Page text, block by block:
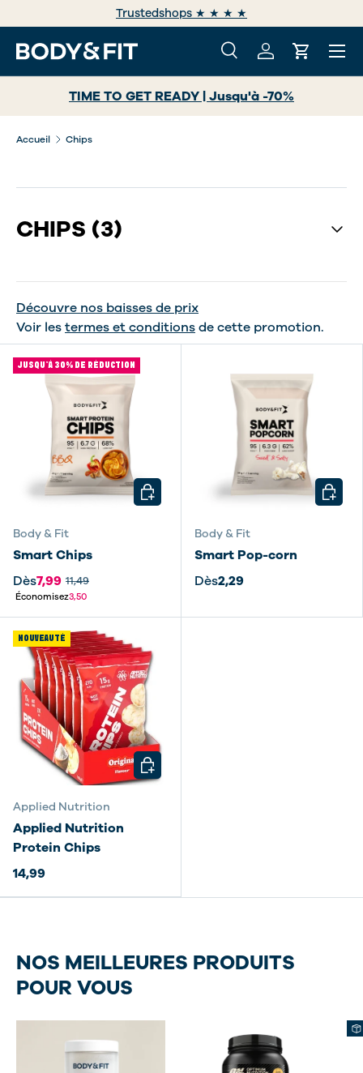
ALLER AU CONTENU
Trustedshops ★ ★ ★ ★
Recherche
RechercheSe connecter
Panier
Menu
TIME TO GET READY | Jusqu'à -70%
Accueil Chips
CHIPS (3)
Découvre nos baisses de prix
Voir lestermes et conditionsde cette promotion.
JUSQU’À 30% DE RÉDUCTION
Body & Fit
Smart Chips
Dès7,99 11,49
Économisez3,50
CHOISIR LES OPTIONS
Body & Fit
Smart Pop-corn
Dès2,29
NOUVEAUTÉ
Applied Nutrition
Applied Nutrition
Protein Chips
14,99
CHOISIR LES OPTIONS
NOS MEILLEURES PRODUITS
POUR VOUS